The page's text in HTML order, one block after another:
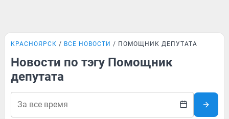
КРАСНОЯРСК ВСЕ НОВОСТИ ПОМОЩНИК ДЕПУТАТА
Новости по тэгу Помощник
депутата